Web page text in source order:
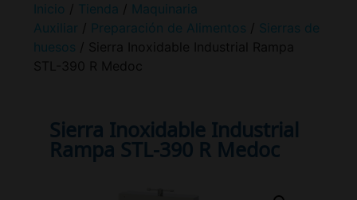
Inicio / Tienda / Maquinaria
Auxiliar / Preparación de Alimentos / Sierras de
huesos / Sierra Inoxidable Industrial Rampa
STL-390 R Medoc
Sierra Inoxidable Industrial
Rampa STL-390 R Medoc